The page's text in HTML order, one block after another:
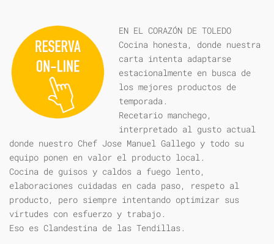
EN EL CORAZÓN DE TOLEDO
Cocina honesta, donde nuestra
carta intenta adaptarse
estacionalmente en busca de
los mejores productos de
temporada.
Recetario manchego,
interpretado al gusto actual
donde nuestro Chef Jose Manuel Gallego y todo su
equipo ponen en valor el producto local.
Cocina de guisos y caldos a fuego lento,
elaboraciones cuidadas en cada paso, respeto al
producto, pero siempre intentando optimizar sus
virtudes con esfuerzo y trabajo.
Eso es Clandestina de las Tendillas.